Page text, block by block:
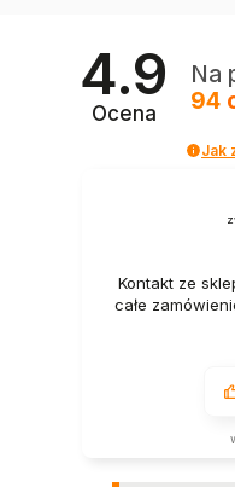
4.9
Ocena
Na
94
Jak
Kontakt ze
całe